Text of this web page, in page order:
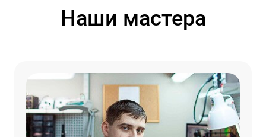
Наши мастера